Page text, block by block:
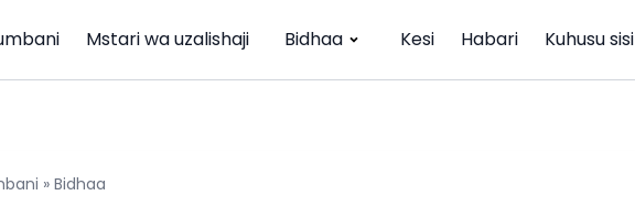
Mstari wa uzalishaji Bidhaa Kesi Habari Kuhusu sisi
» Bidhaa